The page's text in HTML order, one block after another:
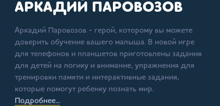
АРКАДИЙ ПАРОВОЗОВ
Аркадий Паровозов - герой, которому вы можете
доверить обучение вашего малыша. В новой игре
для телефонов и планшетов приготовлены задания
для детей на логику и внимание, упражнения для
тренировки памяти и интерактивные задания,
которые помогут ребенку познать мир.
Подробнее...